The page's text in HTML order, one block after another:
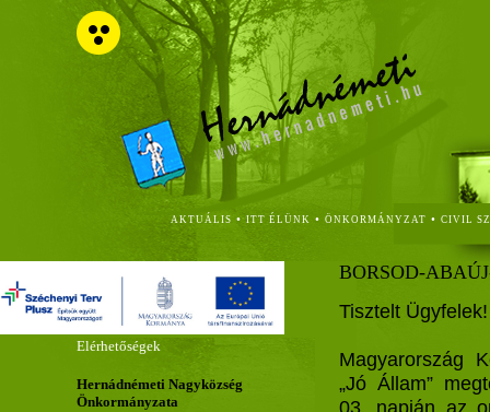
AKTUÁLIS • ITT ÉLÜNK • ÖNKORMÁNYZAT • CIVIL
Elérhetőségek
Hernádnémeti Nagyközség
Önkormányzata
BORSOD-
Tisztelt Ügyfelek!
Magyarország
„Jó Állam”
03. napján az